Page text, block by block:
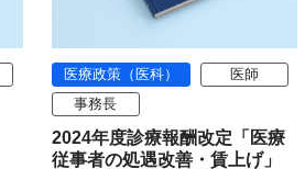
医療政策（医科）
医師
事務長
2024年度診療報酬改定「医療
従事者の処遇改善・賃上げ」